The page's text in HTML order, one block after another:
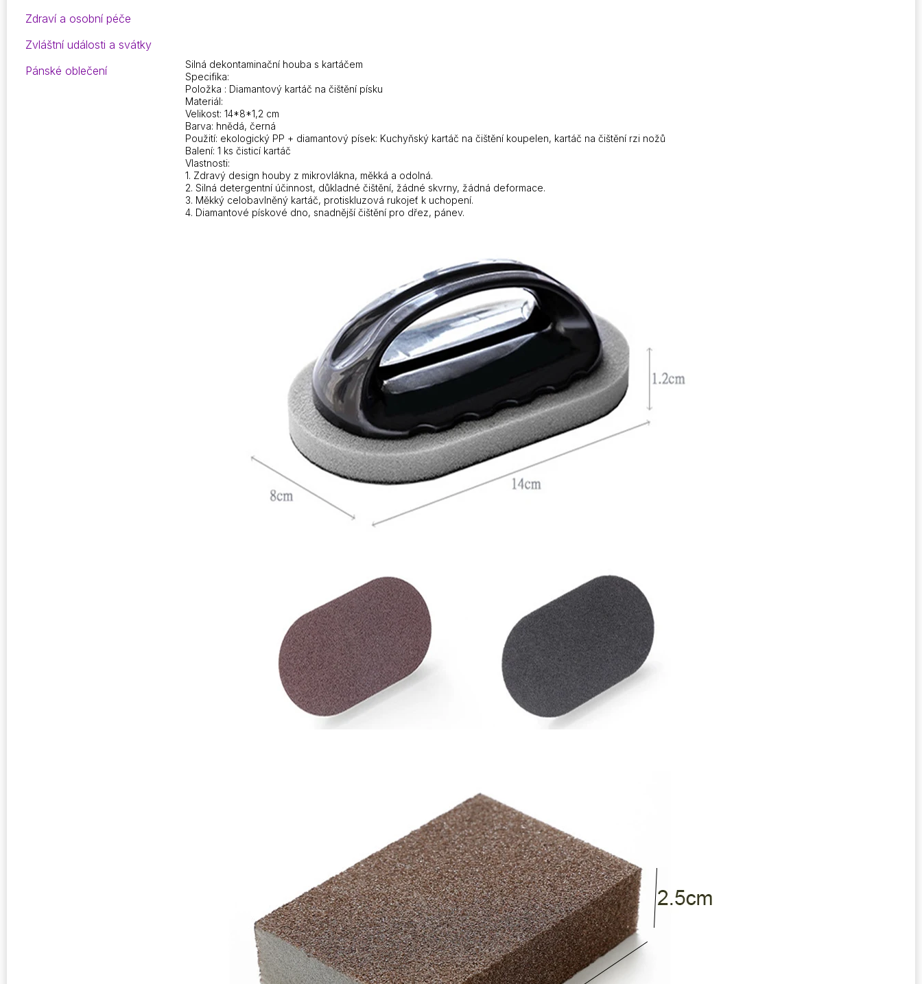
Zdraví a osobní péče
Zvláštní události a svátky
Pánské oblečení
Silná dekontaminační houba s kartáčem
Specifika:
Položka : Diamantový kartáč na čištění písku
Materiál:
Velikost: 14*8*1,2 cm
Barva: hnědá, černá
Použití: ekologický PP + diamantový písek: Kuchyňský kartáč na čištění koupelen, kartáč na čištění rzi nožů
Balení: 1 ks čisticí kartáč
Vlastnosti:
1. Zdravý design houby z mikrovlákna, měkká a odolná.
2. Silná detergentní účinnost, důkladné čištění, žádné skvrny, žádná deformace.
3. Měkký celobavlněný kartáč, protiskluzová rukojeť k uchopení.
4. Diamantové pískové dno, snadnější čištění pro dřez, pánev.